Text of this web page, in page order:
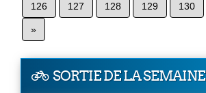
126 127 128 129 130
»
SORTIE DE LA SEMAINE